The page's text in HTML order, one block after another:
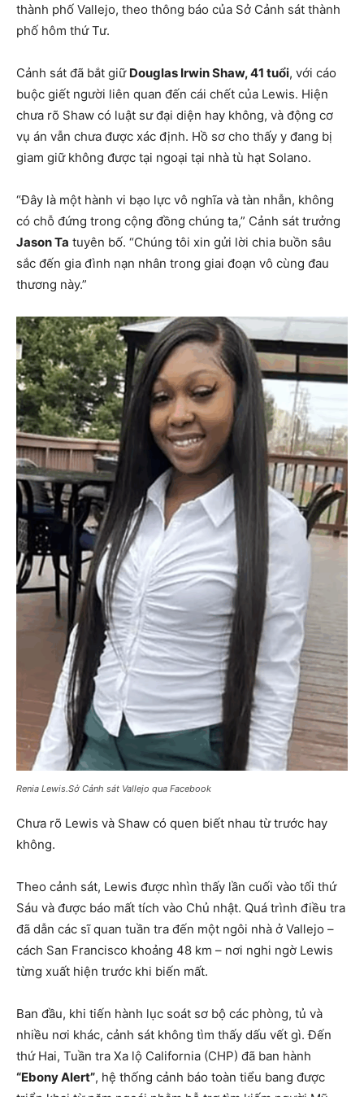
thành phố Vallejo, theo thông báo của Sở Cảnh sát thành
phố hôm thứ Tư.
Cảnh sát đã bắt giữ Douglas Irwin Shaw, 41 tuổi, với cáo
buộc giết người liên quan đến cái chết của Lewis. Hiện
chưa rõ Shaw có luật sư đại diện hay không, và động cơ
vụ án vẫn chưa được xác định. Hồ sơ cho thấy y đang bị
giam giữ không được tại ngoại tại nhà tù hạt Solano.
“Đây là một hành vi bạo lực vô nghĩa và tàn nhẫn, không
có chỗ đứng trong cộng đồng chúng ta,” Cảnh sát trưởng
Jason Ta tuyên bố. “Chúng tôi xin gửi lời chia buồn sâu
sắc đến gia đình nạn nhân trong giai đoạn vô cùng đau
thương này.”
Renia Lewis.Sở Cảnh sát Vallejo qua Facebook
Chưa rõ Lewis và Shaw có quen biết nhau từ trước hay
không.
Theo cảnh sát, Lewis được nhìn thấy lần cuối vào tối thứ
Sáu và được báo mất tích vào Chủ nhật. Quá trình điều tra
đã dẫn các sĩ quan tuần tra đến một ngôi nhà ở Vallejo –
cách San Francisco khoảng 48 km – nơi nghi ngờ Lewis
từng xuất hiện trước khi biến mất.
Ban đầu, khi tiến hành lục soát sơ bộ các phòng, tủ và
nhiều nơi khác, cảnh sát không tìm thấy dấu vết gì. Đến
thứ Hai, Tuần tra Xa lộ California (CHP) đã ban hành
“Ebony Alert”, hệ thống cảnh báo toàn tiểu bang được